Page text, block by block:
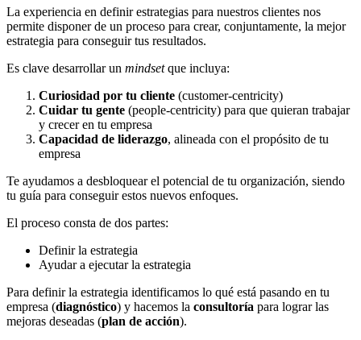
La experiencia en definir estrategias para nuestros clientes nos
permite disponer de un proceso para crear, conjuntamente, la mejor
estrategia para conseguir tus resultados.
Es clave desarrollar un mindsetque incluya:
Curiosidad por tu cliente (customer-centricity)
Cuidar tu gente (people-centricity) para que quieran trabajar
y crecer en tu empresa
Capacidad de liderazgo, alineada con el propósito de tu
empresa
Te ayudamos a desbloquear el potencial de tu organización, siendo
tu guía para conseguir estos nuevos enfoques.
El proceso consta de dos partes:
Definir la estrategia
Ayudar a ejecutar la estrategia
Para definir la estrategia identificamos lo qué está pasando en tu
empresa (diagnóstico) y hacemos la consultoría para lograr las
mejoras deseadas (plan de acción).